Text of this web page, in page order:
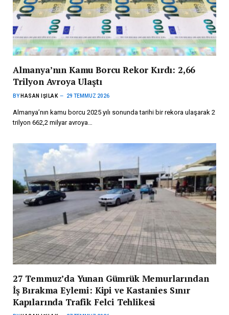
Almanya’nın Kamu Borcu Rekor Kırdı: 2,66
Trilyon Avroya Ulaştı
BY HASAN IŞILAK 29 TEMMUZ 2026
Almanya’nın kamu borcu 2025 yılı sonunda tarihi bir rekora ulaşarak 2
trilyon 662,2 milyar avroya…
27 Temmuz’da Yunan Gümrük Memurlarından
İş Bırakma Eylemi: Kipi ve Kastanies Sınır
Kapılarında Trafik Felci Tehlikesi